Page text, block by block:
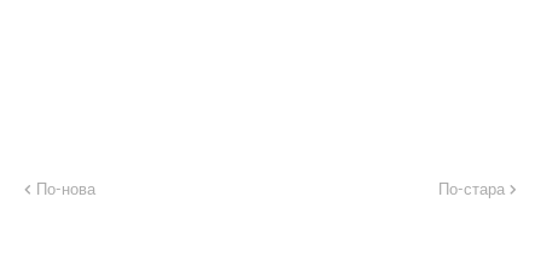
По-нова По-стара